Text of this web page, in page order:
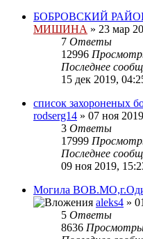
БОБРОВСКИЙ
МИШИНА » 23 мар
7 Ответы
12996
Последнее
15 дек 2019,
список захороненых
rodserg14 » 07 ноя
3 Ответы
17999
Последнее
09 ноя 2019,
Могила
aleks4 »
5 Ответы
8636